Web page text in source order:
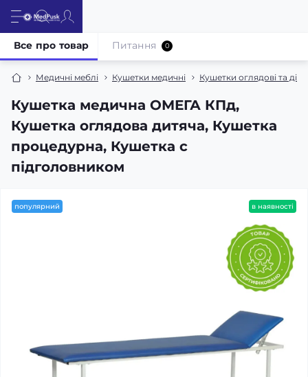
Медичні меблі Кушетки медичні Кушетки оглядові та
Кушетка медична ОМЕГА КПд,
Кушетка оглядова дитяча, Кушетка
процедурна, Кушетка с
підголовником
Все про товар Питання 0
популярний в наявності